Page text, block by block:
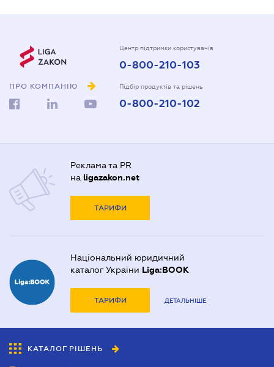
ПРО КОМПАНІЮ
Центр підтримки користувачів
0-800-210-103
Підбір продуктів та рішень
0-800-210-102
Реклама та PR
на ligazakon.net
ТАРИФИ
Національний юридичний
каталог України Liga:BOOK
ТАРИФИ ДЕТАЛЬНІШЕ
КАТАЛОГ РІШЕНЬ